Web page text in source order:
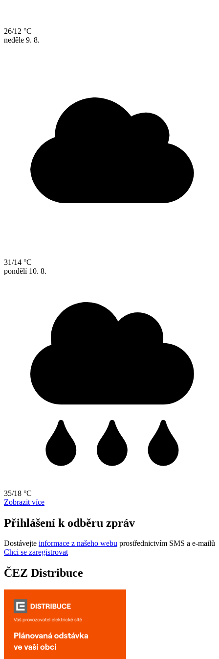
26/12 °C
neděle 9. 8.
31/14 °C
pondělí 10. 8.
35/18 °C
Zobrazit více
Přihlášení k odběru zpráv
Dostávejte informace z našeho webu prostřednictvím SMS a e-mailů
Chci se zaregistrovat
ČEZ Distribuce